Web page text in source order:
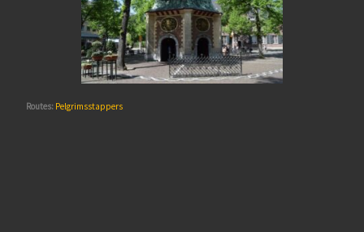
Routes: Pelgrimsstappers